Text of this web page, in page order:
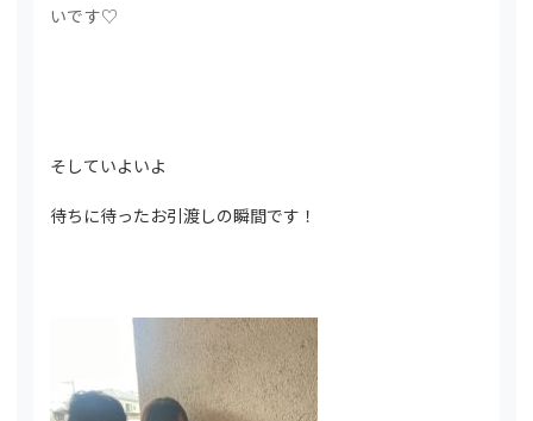
いです♡
そしていよいよ
待ちに待ったお引渡しの瞬間です！